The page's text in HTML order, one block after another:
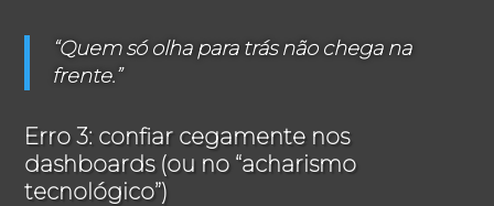
“Quem só olha para trás não chega na
frente.”
Erro 3: confiar cegamente nos
dashboards (ou no “acharismo
tecnológico”)